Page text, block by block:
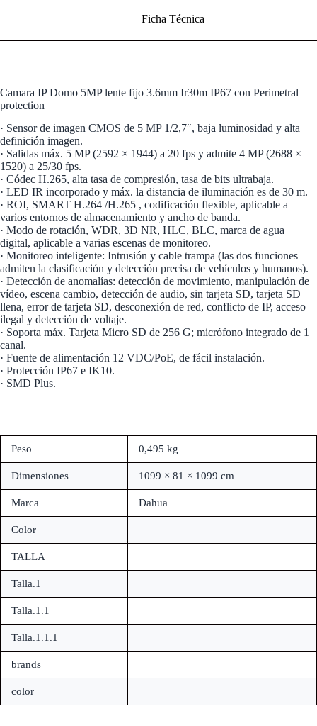
Ficha Técnica
Camara IP Domo 5MP lente fijo 3.6mm Ir30m IP67 con Perimetral
protection
· Sensor de imagen CMOS de 5 MP 1/2,7″, baja luminosidad y alta
definición imagen.
· Salidas máx. 5 MP (2592 × 1944) a 20 fps y admite 4 MP (2688 ×
1520) a 25/30 fps.
· Códec H.265, alta tasa de compresión, tasa de bits ultrabaja.
· LED IR incorporado y máx. la distancia de iluminación es de 30 m.
· ROI, SMART H.264 /H.265 , codificación flexible, aplicable a
varios entornos de almacenamiento y ancho de banda.
· Modo de rotación, WDR, 3D NR, HLC, BLC, marca de agua
digital, aplicable a varias escenas de monitoreo.
· Monitoreo inteligente: Intrusión y cable trampa (las dos funciones
admiten la clasificación y detección precisa de vehículos y humanos).
· Detección de anomalías: detección de movimiento, manipulación de
vídeo, escena cambio, detección de audio, sin tarjeta SD, tarjeta SD
llena, error de tarjeta SD, desconexión de red, conflicto de IP, acceso
ilegal y detección de voltaje.
· Soporta máx. Tarjeta Micro SD de 256 G; micrófono integrado de 1
canal.
· Fuente de alimentación 12 VDC/PoE, de fácil instalación.
· Protección IP67 e IK10.
· SMD Plus.
Peso 0,495 kg
Dimensiones 1099 × 81 × 1099 cm
Marca Dahua
Color
TALLA
Talla.1
Talla.1.1
Talla.1.1.1
brands
color